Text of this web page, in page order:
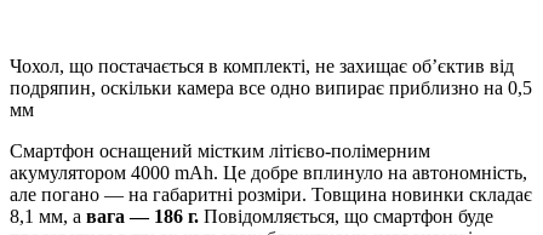
Чохол, що постачається в комплекті, не захищає об’єктив від
подряпин, оскільки камера все одно випирає приблизно на 0,5
мм
Смартфон оснащений містким літієво-полімерним
акумулятором 4000 mAh. Це добре вплинуло на автономність,
але погано — на габаритні розміри. Товщина новинки складає
8,1 мм, а вага— 186 г. Повідомляється, що смартфон буде